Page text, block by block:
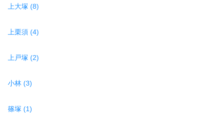
上大塚 (8)
上栗須 (4)
上戸塚 (2)
小林 (3)
篠塚 (1)